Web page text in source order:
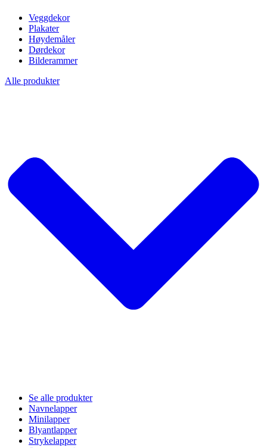
Veggdekor
Plakater
Høydemåler
Dørdekor
Bilderammer
Alle produkter
Se alle produkter
Navnelapper
Minilapper
Blyantlapper
Strykelapper